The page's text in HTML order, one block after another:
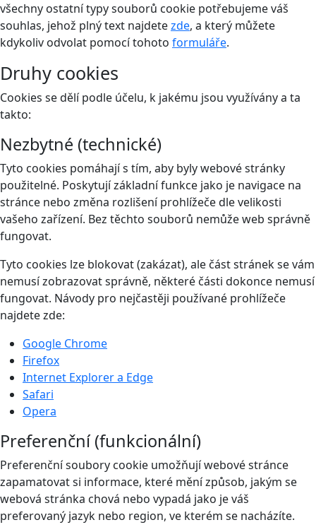
všechny ostatní typy souborů cookie potřebujeme váš
souhlas, jehož plný text najdetezde, a který můžete
kdykoliv odvolat pomocí tohoto formuláře.
Druhy cookies
Cookies se dělí podle účelu, k jakému jsou využívány a ta
takto:
Nezbytné (technické)
Tyto cookies pomáhají s tím, aby byly webové stránky
použitelné. Poskytují základní funkce jako je navigace na
stránce nebo změna rozlišení prohlížeče dle velikosti
vašeho zařízení. Bez těchto souborů nemůže web správně
fungovat.
Tyto cookies lze blokovat (zakázat), ale část stránek se vám
nemusí zobrazovat správně, některé části dokonce nemusí
fungovat. Návody pro nejčastěji používané prohlížeče
najdete zde:
Google Chrome
Firefox
Internet Explorer a Edge
Safari
Opera
Preferenční (funkcionální)
Preferenční soubory cookie umožňují webové stránce
zapamatovat si informace, které mění způsob, jakým se
webová stránka chová nebo vypadá jako je váš
preferovaný jazyk nebo region, ve kterém se nacházíte.